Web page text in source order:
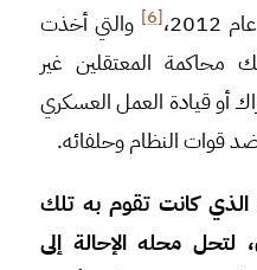
[6]
والتي أخذت
محاكمة المعتقلين غير
أو قيادة العمل العسكري
قوات النظام وحلفائه.
كانت تقوم به تلك
لتحل محله الإحالة إلى